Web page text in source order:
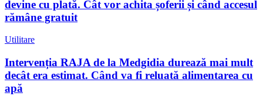
devine cu plată. Cât vor achita șoferii și când accesul
rămâne gratuit
Utilitare
Intervenția RAJA de la Medgidia durează mai mult
decât era estimat. Când va fi reluată alimentarea cu
apă